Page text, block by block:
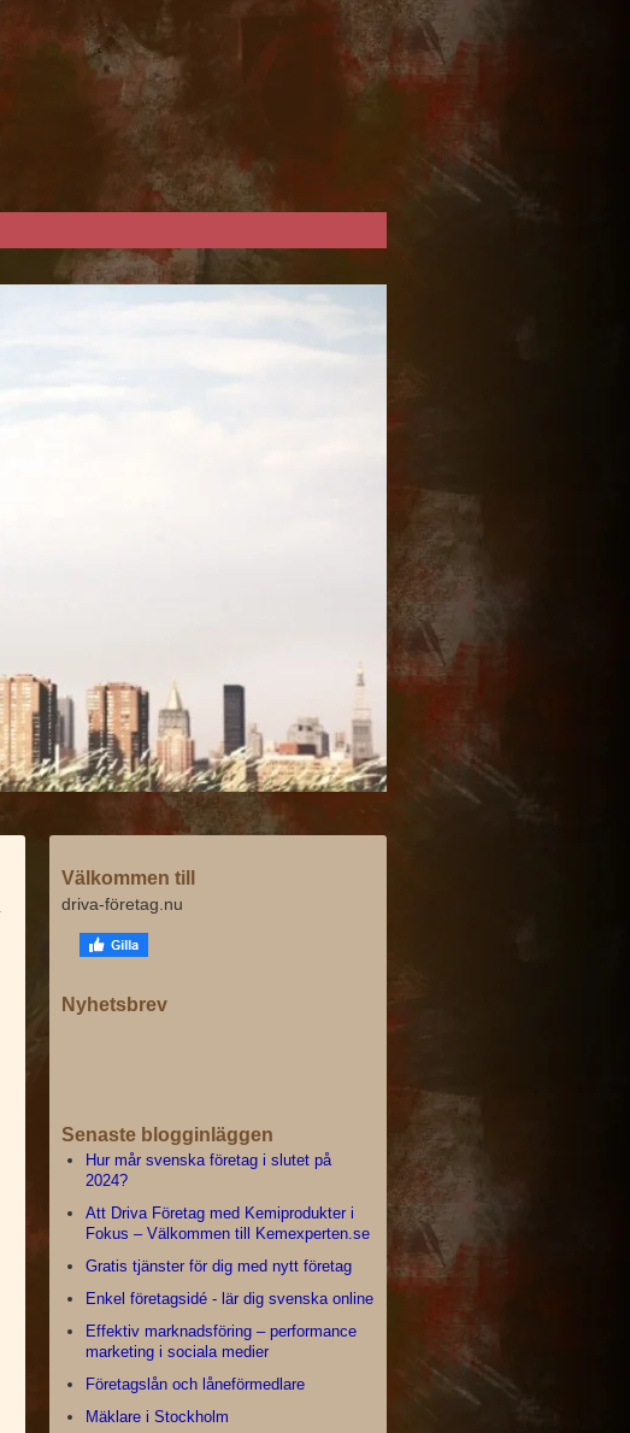
Välkommen till
driva-företag.nu
Nyhetsbrev
Senaste blogginläggen
Hur mår svenska företag i slutet på
2024?
Att Driva Företag med Kemiprodukter i
Fokus – Välkommen till Kemexperten.se
Gratis tjänster för dig med nytt företag
Enkel företagsidé - lär dig svenska online
Effektiv marknadsföring – performance
marketing i sociala medier
Företagslån och låneförmedlare
Mäklare i Stockholm